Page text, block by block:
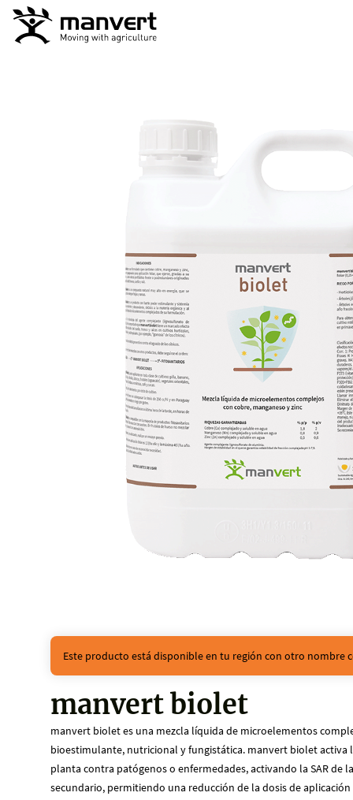
Este producto está disponible en tu región con otro nombre
manvert biolet
manvert biolet es una mezcla líquida de microelementos
bioestimulante, nutricional y fungistática. manvert biolet activa
planta contra patógenos o enfermedades, activando la SAR de
secundario, permitiendo una reducción de la dosis de